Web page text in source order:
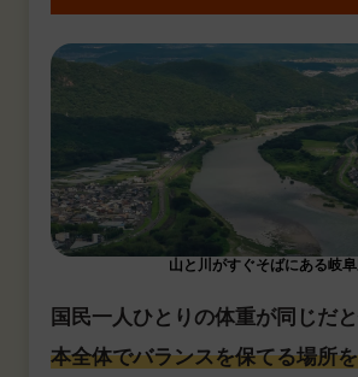
国民一人ひとりの体重が同じだと
本全体でバランスを保てる場所
山と川がすぐそばにある岐